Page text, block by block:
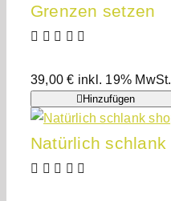
Grenzen setzen
39,00€ inkl. 19% MwSt.
Hinzufügen
Natürlich schlank